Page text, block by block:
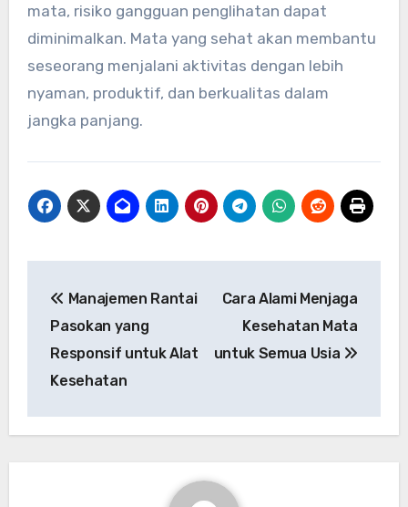
mata, risiko gangguan penglihatan dapat
diminimalkan. Mata yang sehat akan membantu
seseorang menjalani aktivitas dengan lebih
nyaman, produktif, dan berkualitas dalam
jangka panjang.
navigation
Manajemen Rantai
Pasokan yang
Responsif untuk Alat
Kesehatan
Cara Alami Menjaga
Kesehatan Mata
untuk Semua Usia